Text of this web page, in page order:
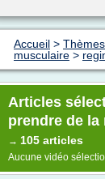
Accueil >
musculaire >
Articles
prendre de la
→ 105 articles
Aucune vidéo